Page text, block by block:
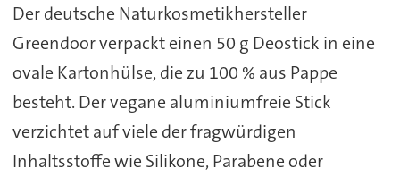
Der deutsche Naturkosmetikhersteller
Greendoor verpackt einen 50 g Deostick in eine
ovale Kartonhülse, die zu 100 % aus Pappe
besteht. Der vegane aluminiumfreie Stick
verzichtet auf viele der fragwürdigen
Inhaltsstoffe wie Silikone, Parabene oder